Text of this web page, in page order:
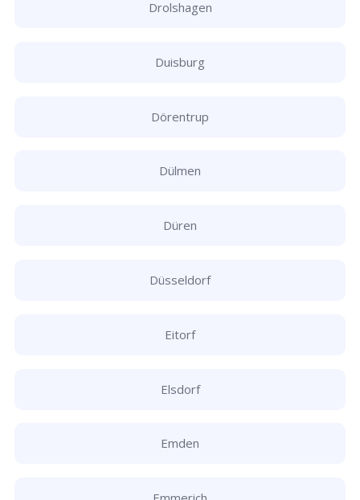
Drolshagen
Duisburg
Dörentrup
Dülmen
Düren
Düsseldorf
Eitorf
Elsdorf
Emden